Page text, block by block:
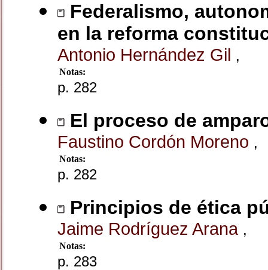
Federalismo,
en la reforma
Antonio Hernández Gil ,
Notas:
p. 282
El proceso de
Faustino Cordón Moreno ,
Notas:
p. 282
Principios de ética
Jaime Rodríguez Arana ,
Notas:
p. 283